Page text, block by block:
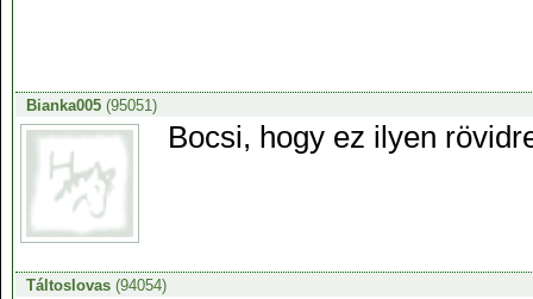
Bianka005(95051)
Bocsi, hogy ez ilyen
Táltoslovas(94054)